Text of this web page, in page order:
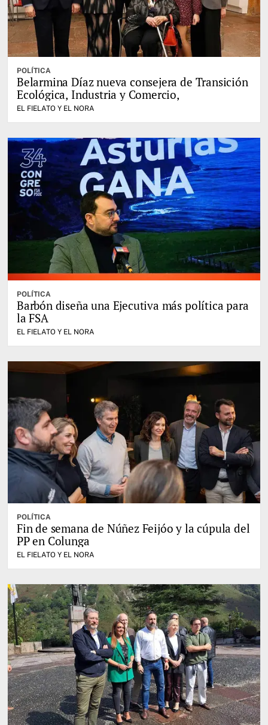
POLÍTICA
Belarmina Díaz nueva consejera de Transición
Ecológica, Industria y Comercio,
EL FIELATO Y EL NORA
POLÍTICA
Barbón diseña una Ejecutiva más política para
la FSA
EL FIELATO Y EL NORA
POLÍTICA
Fin de semana de Núñez Feijóo y la cúpula del
PP en Colunga
EL FIELATO Y EL NORA